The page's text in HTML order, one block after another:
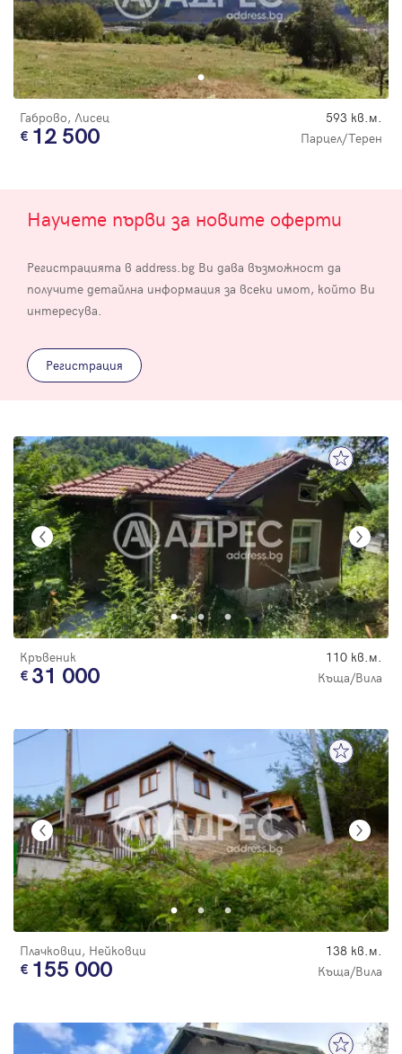
Габрово, Лисец 593 кв.м.
12 500 Парцел/Терен
Научете първи за новите оферти
Регистрацията в address.bg Ви дава възможност да
получите детайлна информация за всеки имот, който Ви
интересува.
Регистрация
Кръвеник 110 кв.м.
31 000 Къща/Вила
Плачковци, Нейковци 138 кв.м.
155 000 Къща/Вила